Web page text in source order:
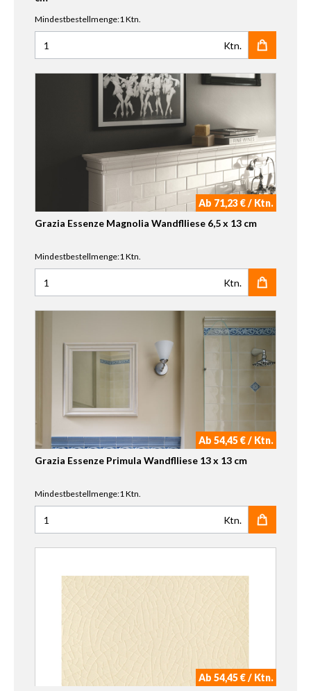
Mindestbestellmenge:1 Ktn.
Anzahl für Grazia Essenze Felce Craquele Wandflliese 6,5
Ktn.
Ab 71,23 € / Ktn.
Grazia Essenze Magnolia Wandflliese 6,5 x 13 cm
Mindestbestellmenge:1 Ktn.
Anzahl für Grazia Essenze Magnolia Wandflliese 6,5 x 13
Ktn.
Ab 54,45 € / Ktn.
Grazia Essenze Primula Wandflliese 13 x 13 cm
Mindestbestellmenge:1 Ktn.
Anzahl für Grazia Essenze Primula Wandflliese 13 x 13 cm
Ktn.
Ab 54,45 € / Ktn.